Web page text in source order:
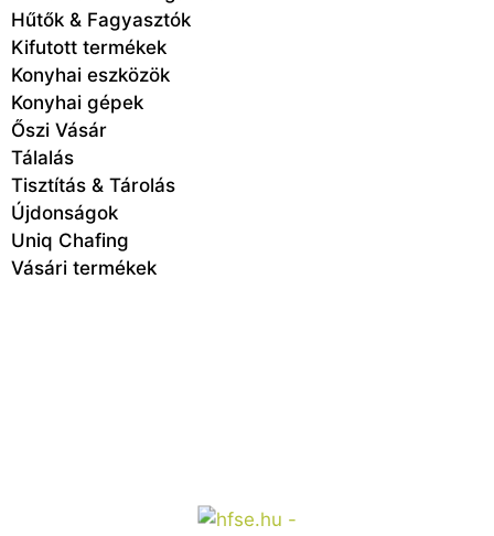
Hűtők & Fagyasztók
Kifutott termékek
Konyhai eszközök
Konyhai gépek
Őszi Vásár
Tálalás
Tisztítás & Tárolás
Újdonságok
Uniq Chafing
Vásári termékek